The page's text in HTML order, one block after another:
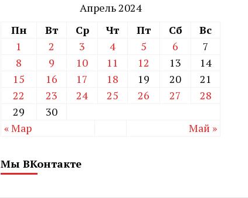
Апрель 2024
Пн
Вт Ср Чт Пт Сб
Вс
1
2 3 4 5 6
7
8
9 10 11 12 13
14
15
16 17 18 19 20
21
22
23 24 25 26 27
28
29
30
« Мар
Май »
Мы ВКонтакте